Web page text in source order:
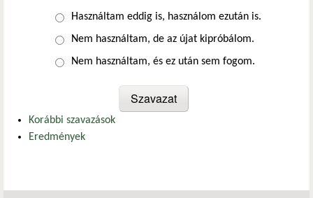
Választások
Használtam eddig is, használom ezután is.
Nem használtam, de az újat kipróbálom.
Nem használtam, és ez után sem fogom.
Korábbi szavazások
Eredmények